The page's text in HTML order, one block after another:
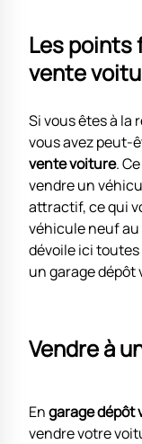
Les points
vente
Si vous êtes à la
vous avez peut-
vente voiture.
vendre un
attractif, ce qui
véhicule neuf au
dévoile ici
un garage dépôt
Vendre à
Engarage dépôt
vendre votre